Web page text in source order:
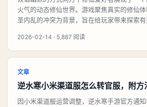
火气的动态修仙世界。游戏聚焦真实的修仙
圣内乱的冲突为背景，旨在给玩家带来探索
2026-02-14 · 5,887 阅读
文章
逆水寒小米渠道服怎么转官服，附方
因小米渠道服运营调整，逆水寒手游官方通